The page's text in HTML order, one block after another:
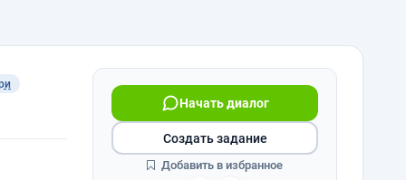
Начать диалог
Создать задание
Добавить в избранное